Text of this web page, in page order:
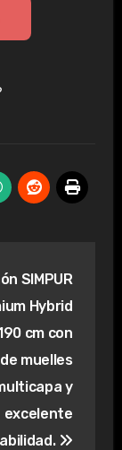
SIMPUR
Hybrid
cm con
muelles
y
excelente